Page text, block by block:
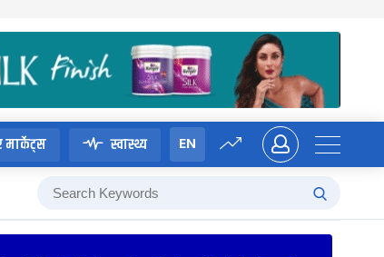
स्वास्थ्य EN